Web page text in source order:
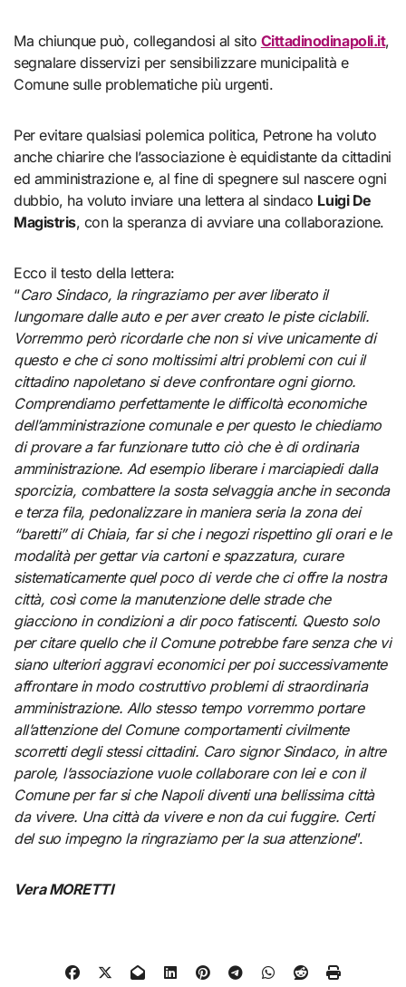
Ma chiunque può, collegandosi al sito Cittadinodinapoli.it,
segnalare disservizi per sensibilizzare municipalità e
Comune sulle problematiche più urgenti.
Per evitare qualsiasi polemica politica, Petrone ha voluto
anche chiarire che l’associazione è equidistante da cittadini
ed amministrazione e, al fine di spegnere sul nascere ogni
dubbio, ha voluto inviare una lettera al sindaco Luigi De
Magistris, con la speranza di avviare una collaborazione.
Ecco il testo della lettera:
“Caro Sindaco, la ringraziamo per aver liberato il
lungomare dalle auto e per aver creato le piste ciclabili.
Vorremmo però ricordarle che non si vive unicamente di
questo e che ci sono moltissimi altri problemi con cui il
cittadino napoletano si deve confrontare ogni giorno.
Comprendiamo perfettamente le difficoltà economiche
dell’amministrazione comunale e per questo le chiediamo
di provare a far funzionare tutto ciò che è di ordinaria
amministrazione. Ad esempio liberare i marciapiedi dalla
sporcizia, combattere la sosta selvaggia anche in seconda
e terza fila, pedonalizzare in maniera seria la zona dei
“baretti” di Chiaia, far si che i negozi rispettino gli orari e le
modalità per gettar via cartoni e spazzatura, curare
sistematicamente quel poco di verde che ci offre la nostra
città, così come la manutenzione delle strade che
giacciono in condizioni a dir poco fatiscenti. Questo solo
per citare quello che il Comune potrebbe fare senza che vi
siano ulteriori aggravi economici per poi successivamente
affrontare in modo costruttivo problemi di straordinaria
amministrazione. Allo stesso tempo vorremmo portare
all’attenzione del Comune comportamenti civilmente
scorretti degli stessi cittadini. Caro signor Sindaco, in altre
parole, l’associazione vuole collaborare con lei e con il
Comune per far si che Napoli diventi una bellissima città
da vivere. Una città da vivere e non da cui fuggire. Certi
del suo impegno la ringraziamo per la sua attenzione”.
Vera MORETTI